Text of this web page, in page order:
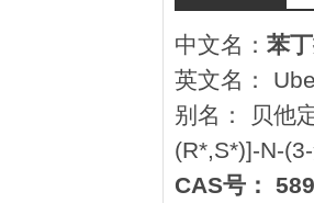
中文名： 苯
英文名：
别名： 贝他
(R*,S*)]-N-
CAS号：